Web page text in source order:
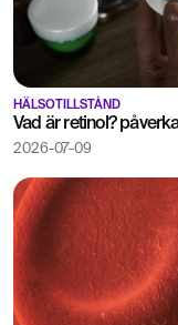
HÄLSOTILLSTÅND
Vad är retinol?
2026-07-09